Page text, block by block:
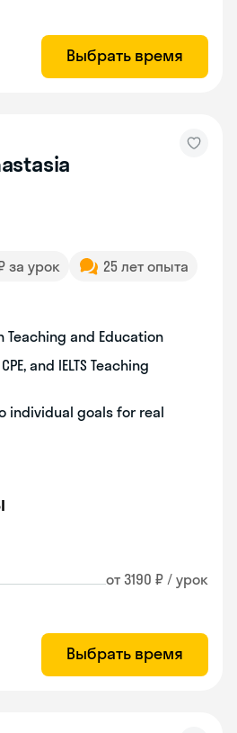
Выбрать время
за урок
25 лет опыта
Teaching and Education
and IELTS Teaching
individual goals for real
от 3190 ₽ / урок
Выбрать время